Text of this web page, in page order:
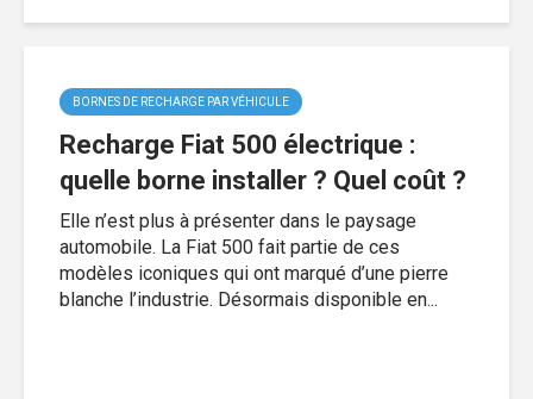
BORNES DE RECHARGE PAR VÉHICULE
Recharge Fiat 500 électrique :
quelle borne installer ? Quel coût ?
Elle n’est plus à présenter dans le paysage
automobile. La Fiat 500 fait partie de ces
modèles iconiques qui ont marqué d’une pierre
blanche l’industrie. Désormais disponible en...